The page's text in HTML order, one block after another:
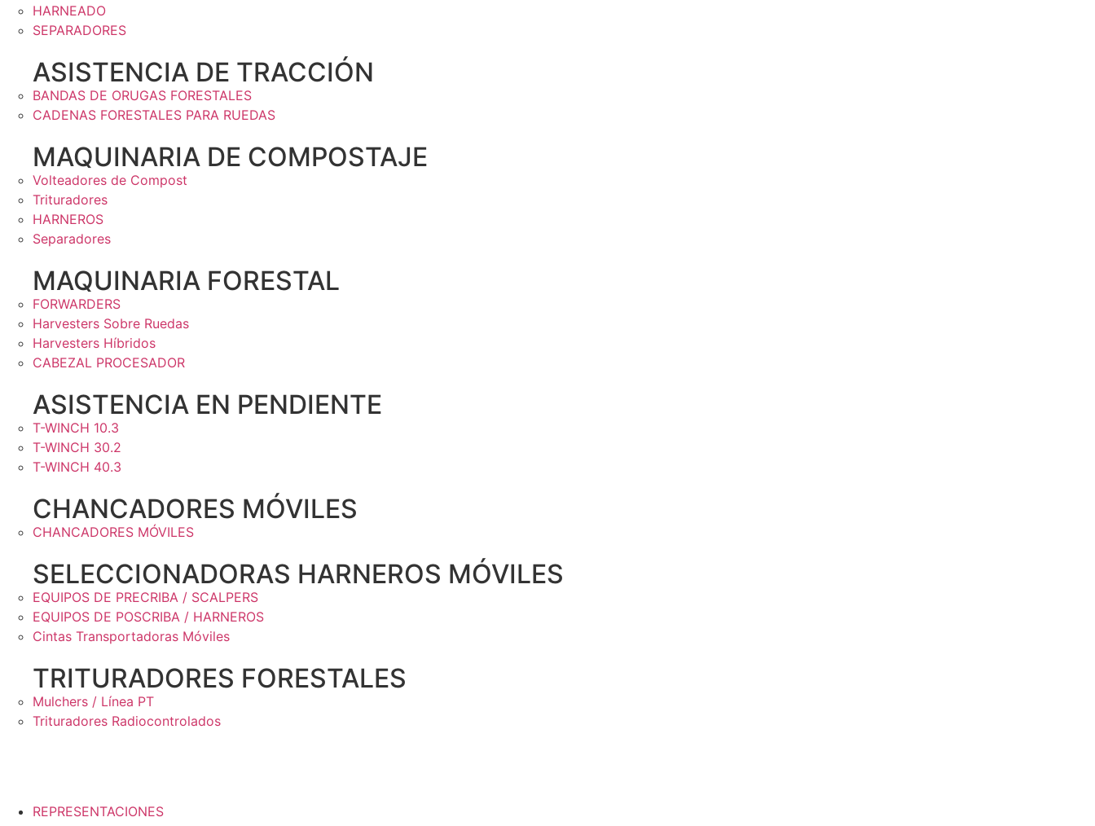
HARNEADO
SEPARADORES
ASISTENCIA DE TRACCIÓN
BANDAS DE ORUGAS FORESTALES
CADENAS FORESTALES PARA RUEDAS
MAQUINARIA DE COMPOSTAJE
Volteadores de Compost
Trituradores
HARNEROS
Separadores
MAQUINARIA FORESTAL
FORWARDERS
Harvesters Sobre Ruedas
Harvesters Híbridos
CABEZAL PROCESADOR
ASISTENCIA EN PENDIENTE
T-WINCH 10.3
T-WINCH 30.2
T-WINCH 40.3
CHANCADORES MÓVILES
CHANCADORES MÓVILES
SELECCIONADORAS HARNEROS MÓVILES
EQUIPOS DE PRECRIBA / SCALPERS
EQUIPOS DE POSCRIBA / HARNEROS
Cintas Transportadoras Móviles
TRITURADORES FORESTALES
Mulchers / Línea PT
Trituradores Radiocontrolados
REPRESENTACIONES